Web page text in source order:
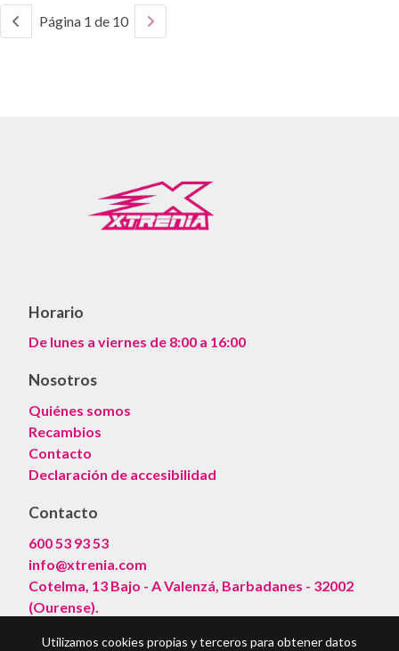
Página 1 de 10
Horario
De lunes a viernes de 8:00 a 16:00
Nosotros
Quiénes somos
Recambios
Contacto
Declaración de accesibilidad
Contacto
600 53 93 53
info@xtrenia.com
Cotelma, 13 Bajo - A Valenzá, Barbadanes - 32002
(Ourense).
Utilizamos cookies propias y terceros para obtener datos